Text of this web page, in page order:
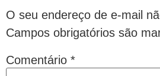
O seu endereço de e-mail
Campos obrigatórios são
Comentário *